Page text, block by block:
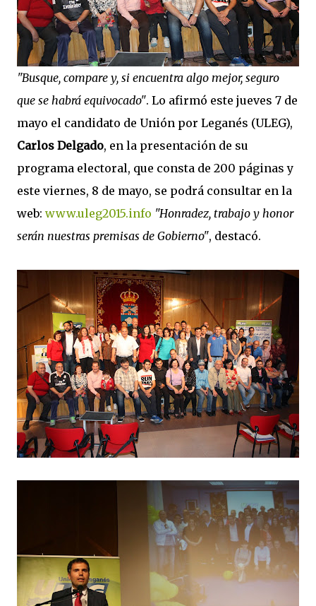
"Busque, compare y, si encuentra algo mejor, seguro
que se habrá equivocado". Lo afirmó este jueves 7 de
mayo el candidato de Unión por Leganés (ULEG),
Carlos Delgado, en la presentación de su
programa electoral, que consta de 200 páginas y
este viernes, 8 de mayo, se podrá consultar en la
web: www.uleg2015.info "Honradez, trabajo y honor
serán nuestras premisas de Gobierno", destacó.